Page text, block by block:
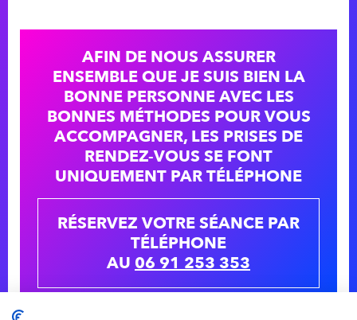
AFIN DE NOUS ASSURER
ENSEMBLE QUE JE SUIS BIEN LA
BONNE PERSONNE AVEC LES
BONNES MÉTHODES POUR VOUS
ACCOMPAGNER, LES PRISES DE
RENDEZ-VOUS SE FONT
UNIQUEMENT PAR TÉLÉPHONE
RÉSERVEZ VOTRE SÉANCE PAR
TÉLÉPHONE
AU 06 91 253 353